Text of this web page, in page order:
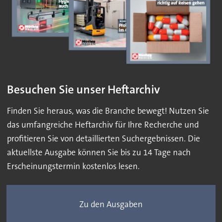
Besuchen Sie unser Heftarchiv
Finden Sie heraus, was die Branche bewegt! Nutzen Sie
das umfangreiche Heftarchiv für Ihre Recherche und
profitieren Sie von detaillierten Suchergebnissen. Die
aktuellste Ausgabe können Sie bis zu 14 Tage nach
Erscheinungstermin kostenlos lesen.
Zu den Ausgaben